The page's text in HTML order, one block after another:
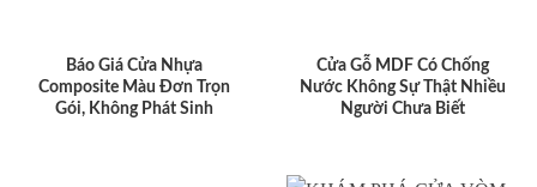
Báo Giá Cửa Nhựa
Composite Màu Đơn Trọn
Gói, Không Phát Sinh
Cửa Gỗ MDF Có Chống
Nước Không Sự Thật Nhiều
Người Chưa Biết